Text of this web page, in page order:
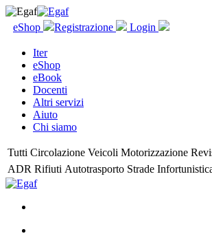
eShop Registrazione Login
Iter
eShop
eBook
Docenti
Altri servizi
Aiuto
Chi siamo
Tutti Circolazione Veicoli Motorizzazione
ADR Rifiuti Autotrasporto Strade